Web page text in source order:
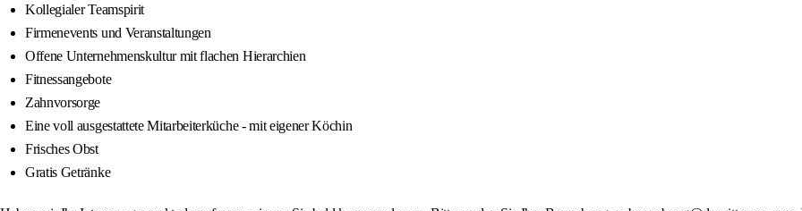
Kollegialer Teamspirit
Firmenevents und Veranstaltungen
Offene Unternehmenskultur mit flachen Hierarchien
Fitnessangebote
Zahnvorsorge
Eine voll ausgestattete Mitarbeiterküche - mit eigener Köchin
Frisches Obst
Gratis Getränke